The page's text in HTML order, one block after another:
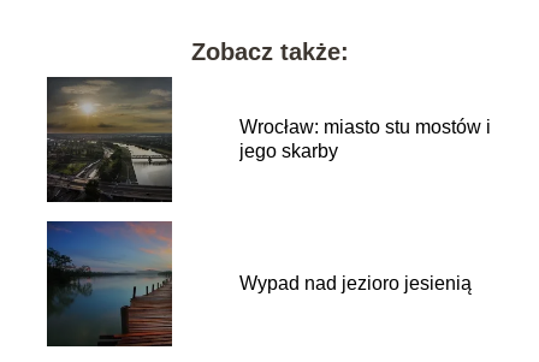
Zobacz także:
Wrocław: miasto stu mostów i
jego skarby
Wypad nad jezioro jesienią